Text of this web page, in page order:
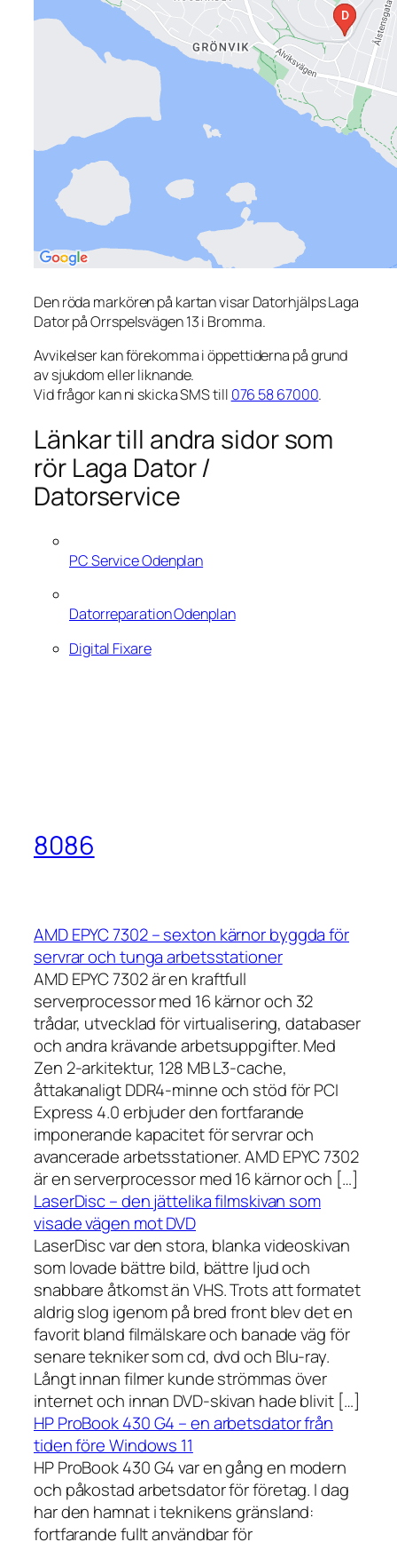
Den röda markören på kartan visar Datorhjälps Laga
Dator på Orrspelsvägen 13 i Bromma.
Avvikelser kan förekomma i öppettiderna på grund
av sjukdom eller liknande.
Vid frågor kan ni skicka SMS till 076 58 67000.
Länkar till andra sidor som
rör Laga Dator /
Datorservice
PC Service Odenplan
Datorreparation Odenplan
Digital Fixare
8086
AMD EPYC 7302 – sexton kärnor byggda för
servrar och tunga arbetsstationer
AMD EPYC 7302 är en kraftfull
serverprocessor med 16 kärnor och 32
trådar, utvecklad för virtualisering, databaser
och andra krävande arbetsuppgifter. Med
Zen 2-arkitektur, 128 MB L3-cache,
åttakanaligt DDR4-minne och stöd för PCI
Express 4.0 erbjuder den fortfarande
imponerande kapacitet för servrar och
avancerade arbetsstationer. AMD EPYC 7302
är en serverprocessor med 16 kärnor och […]
LaserDisc – den jättelika filmskivan som
visade vägen mot DVD
LaserDisc var den stora, blanka videoskivan
som lovade bättre bild, bättre ljud och
snabbare åtkomst än VHS. Trots att formatet
aldrig slog igenom på bred front blev det en
favorit bland filmälskare och banade väg för
senare tekniker som cd, dvd och Blu-ray.
Långt innan filmer kunde strömmas över
internet och innan DVD-skivan hade blivit […]
HP ProBook 430 G4 – en arbetsdator från
tiden före Windows 11
HP ProBook 430 G4 var en gång en modern
och påkostad arbetsdator för företag. I dag
har den hamnat i teknikens gränsland:
fortfarande fullt användbar för